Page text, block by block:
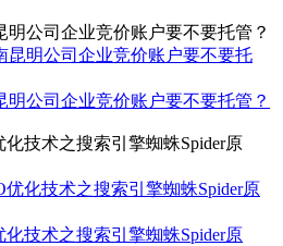
明公司企业竞价账户要不要托管？
明公司企业竞价账户要不要托管？
化技术之搜索引擎蜘蛛Spider原
化技术之搜索引擎蜘蛛Spider原